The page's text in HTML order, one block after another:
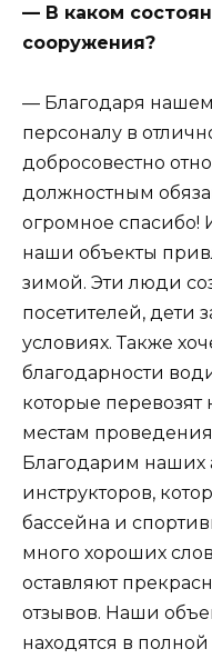
— В каком
сооружения?
— Благодаря
персоналу в
добросовестно
должностным
огромное спасибо!
наши объекты
зимой. Эти люди
посетителей, дети
условиях. Также
благодарности
которые
местам
Благодарим наших
инструкторов,
бассейна и
много хороших
оставляют
отзывов. Наши
находятся в полной